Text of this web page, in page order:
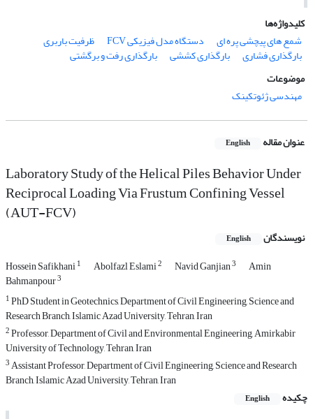
کلیدواژه‌ها
شمع های پیچشی پره ای
دستگاه مدل فیزیکی FCV ظرفیت باربری
بارگذاری فشاری بارگذاری کششی
بارگذاری رفت و برگشتی
موضوعات
مهندسی ژئوتکینک
عنوان مقاله English
Laboratory Study of the Helical Piles Behavior Under
Reciprocal Loading Via Frustum Confining Vessel
(AUT-FCV)
نویسندگان English
Hossein Safikhani1 Abolfazl Eslami2 Navid Ganjian3 Amin
Bahmanpour3
1PhD Student in Geotechnics, Department of Civil Engineering, Science and
Research Branch, Islamic Azad University, Tehran, Iran
2Professor, Department of Civil and Environmental Engineering, Amirkabir
University of Technology, Tehran, Iran
3Assistant Professor, Department of Civil Engineering, Science and Research
Branch, Islamic Azad University, Tehran, Iran
چکیده
English